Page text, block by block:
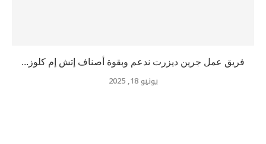
فريق عمل جرين ديزرت ندعم وبقوة أصناف إتش إم كلوز...
يونيو 18, 2025